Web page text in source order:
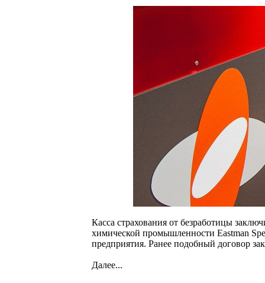
Касса страхования от безработицы
химической промышленности Eastman
предприятия. Ранее подобный договор
Далее...